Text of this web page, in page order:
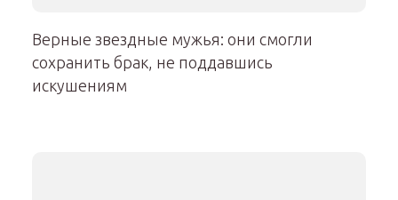
Верные звездные мужья: они смогли
сохранить брак, не поддавшись
искушениям